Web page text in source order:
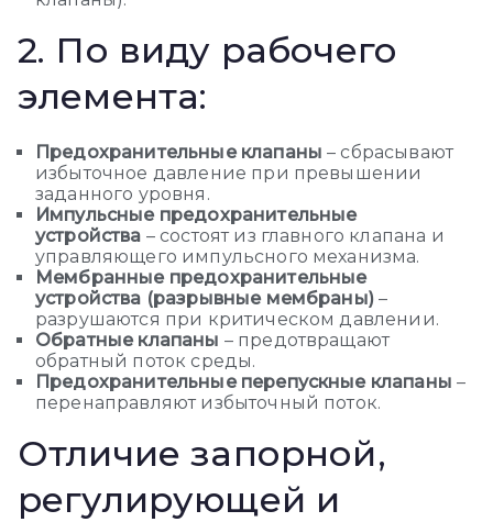
2. По виду рабочего
элемента:
Предохранительные клапаны – сбрасывают
избыточное давление при превышении
заданного уровня.
Импульсные предохранительные
устройства – состоят из главного клапана и
управляющего импульсного механизма.
Мембранные предохранительные
устройства (разрывные мембраны)–
разрушаются при критическом давлении.
Обратные клапаны – предотвращают
обратный поток среды.
Предохранительные перепускные клапаны –
перенаправляют избыточный поток.
Отличие запорной,
регулирующей и